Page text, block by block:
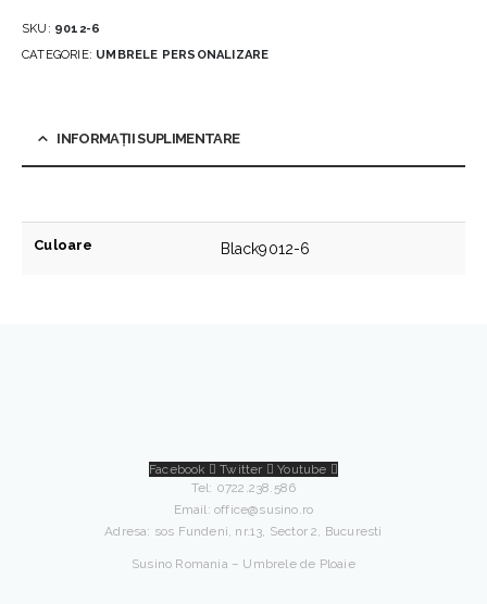
SKU: 9012-6
CATEGORIE: UMBRELE PERSONALIZARE
INFORMAȚII SUPLIMENTARE
Culoare Black9012-6
Facebook Twitter
Youtube
Tel: 0722.238.586
Email:office@susino.ro
Adresa: sos Fundeni, nr.13, Sector 2, Bucuresti
Susino Romania – Umbrele de Ploaie